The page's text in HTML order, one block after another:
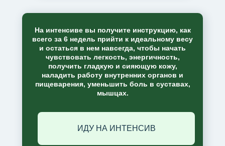
На интенсиве вы получите инструкцию, как
всего за 6 недель прийти к идеальному весу
и остаться в нем навсегда, чтобы начать
чувствовать легкость, энергичность,
получить гладкую и сияющую кожу,
наладить работу внутренних органов и
пищеварения, уменьшить боль в суставах,
мышцах.
ИДУ НА ИНТЕНСИВ